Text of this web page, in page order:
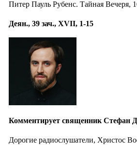
Питер Пауль Рубенс. Тайная Вечеря,
Деян., 39 зач., XVII, 1-15
Комментирует священник Стефан
Дорогие радиослушатели, Христос